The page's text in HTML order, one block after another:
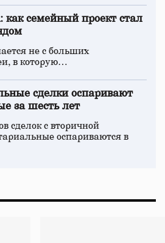
семейный проект стал
не с больших
в которую…
сделки оспаривают
за шесть лет
сделок с вторичной
оспариваются в